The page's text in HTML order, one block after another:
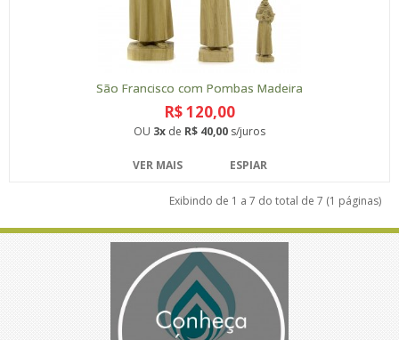
São Francisco com Pombas Madeira
R$ 120,00
OU 3x de R$ 40,00 s/juros
VER MAIS ESPIAR
Exibindo de 1 a 7 do total de 7 (1 páginas)